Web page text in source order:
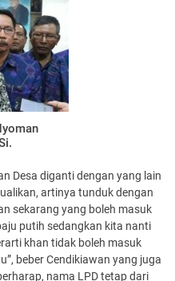
Desa diganti dengan yang lain
artinya tunduk dengan
sekarang yang boleh masuk
putih sedangkan kita nanti
khan tidak boleh masuk
beber Cendikiawan yang juga
nama LPD tetap dari